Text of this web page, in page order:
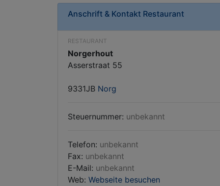
Anschrift & Kontakt Restaurant
RESTAURANT
Norgerhout
Asserstraat 55
9331JB Norg
Steuernummer: unbekannt
Telefon: unbekannt
Fax: unbekannt
E-Mail: unbekannt
Web: Webseite besuchen